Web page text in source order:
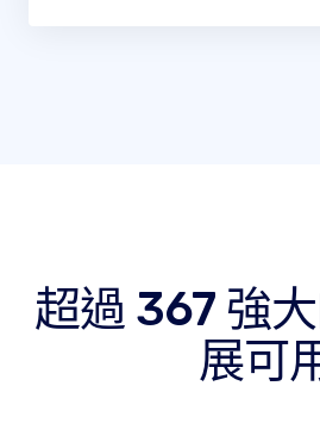
超過 367 強
展可